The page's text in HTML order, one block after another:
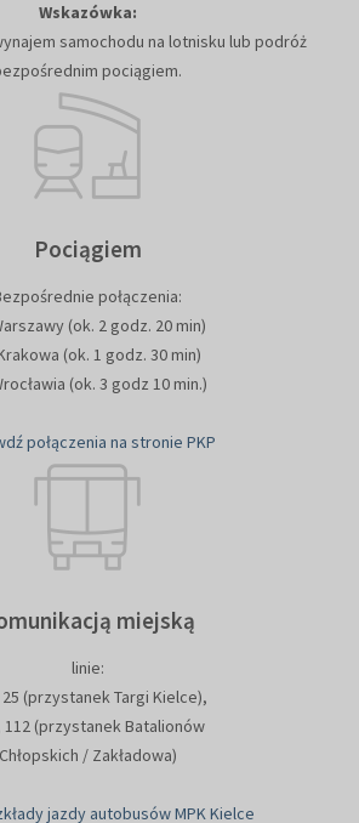
Wskazówka:
samochodu na lotnisku lub podróż
pociągiem.
Pociągiem
połączenia:
(ok. 2 godz. 20 min)
(ok. 1 godz. 30 min)
(ok. 3 godz 10 min.)
połączenia na stronie PKP
miejską
linie:
25 (przystanek Targi Kielce),
112 (przystanek Batalionów
Chłopskich / Zakładowa)
jazdy autobusów MPK Kielce